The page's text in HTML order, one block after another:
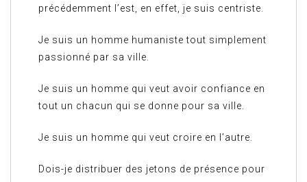
précédemment l’est, en effet, je suis centriste.
Je suis un homme humaniste tout simplement
passionné par sa ville.
Je suis un homme qui veut avoir confiance en
tout un chacun qui se donne pour sa ville.
Je suis un homme qui veut croire en l’autre.
Dois-je distribuer des jetons de présence pour